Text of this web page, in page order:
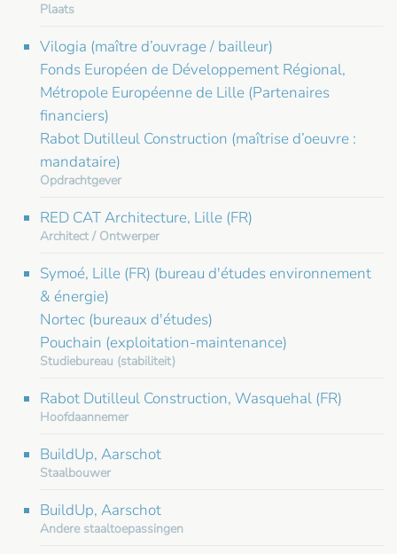
Plaats
Vilogia (maître d’ouvrage / bailleur)
Fonds Européen de Développement Régional,
Métropole Européenne de Lille (Partenaires
financiers)
Rabot Dutilleul Construction (maîtrise d’oeuvre :
mandataire)
Opdrachtgever
RED CAT Architecture, Lille (FR)
Architect / Ontwerper
Symoé, Lille (FR) (bureau d'études environnement
& énergie)
Nortec (bureaux d'études)
Pouchain (exploitation-maintenance)
Studiebureau (stabiliteit)
Rabot Dutilleul Construction, Wasquehal (FR)
Hoofdaannemer
BuildUp, Aarschot
Staalbouwer
BuildUp, Aarschot
Andere staaltoepassingen